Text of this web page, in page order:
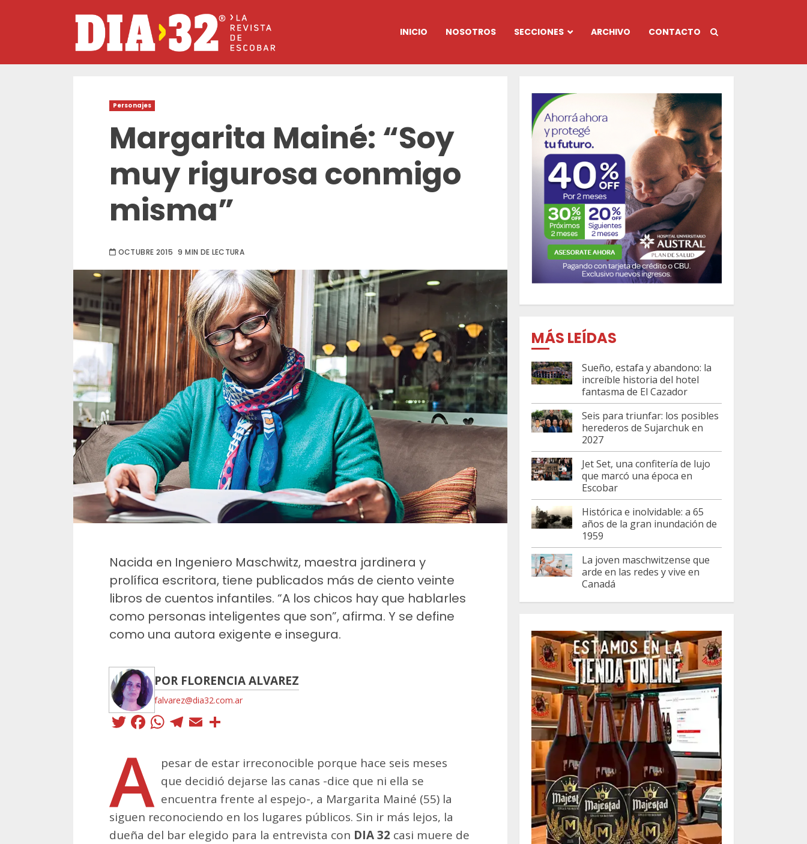
INICIO NOSOTROS SECCIONES ARCHIVO CONTACTO
Personajes
Margarita Mainé: “Soy
muy rigurosa conmigo
misma”
OCTUBRE 2015 9 MIN DE LECTURA
Nacida en Ingeniero Maschwitz, maestra jardinera y
prolífica escritora, tiene publicados más de ciento veinte
libros de cuentos infantiles. “A los chicos hay que hablarles
como personas inteligentes que son”, afirma. Y se define
como una autora exigente e insegura.
POR FLORENCIA ALVAREZ
falvarez@dia32.com.ar
Twitter
Facebook
WhatsApp
Telegram
Email
A pesar de estar irreconocible porque hace seis meses
que decidió dejarse las canas -dice que ni ella se
encuentra frente al espejo-, a Margarita Mainé (55) la
siguen reconociendo en los lugares públicos. Sin ir más lejos, la
dueña del bar elegido para la entrevista con DIA 32 casi muere de
MÁS LEÍDAS
Sueño, estafa y abandono: la
increíble historia del hotel
fantasma de El Cazador
Seis para triunfar: los posibles
herederos de Sujarchuk en
2027
Jet Set, una confitería de lujo
que marcó una época en
Escobar
Histórica e inolvidable: a 65
años de la gran inundación de
1959
La joven maschwitzense que
arde en las redes y vive en
Canadá